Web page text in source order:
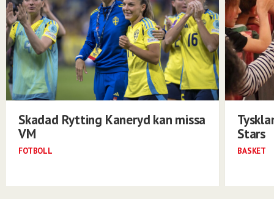
Skadad Rytting Kaneryd kan missa
VM
FOTBOLL
Stars
BASKET